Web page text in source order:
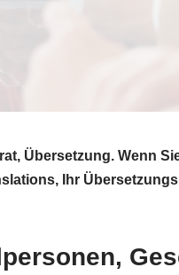
Übersetzung. Wenn
, Ihr